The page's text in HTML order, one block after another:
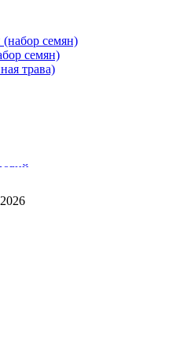
семян)
семян)
трава)